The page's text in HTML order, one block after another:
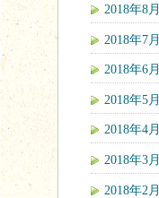
2018年8月
2018年7月
2018年6月
2018年5月
2018年4月
2018年3月
2018年2月